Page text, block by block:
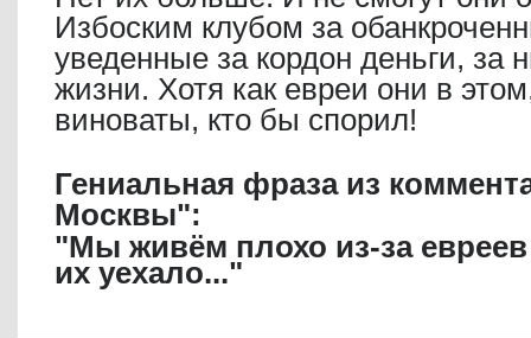
Избоским клубом за
уведенные за кордон деньги, за
жизни. Хотя как евреи они в
виноваты, кто бы спорил!
Гениальная фраза из
Москвы":
"Мы живём плохо из-за
их уехало..."